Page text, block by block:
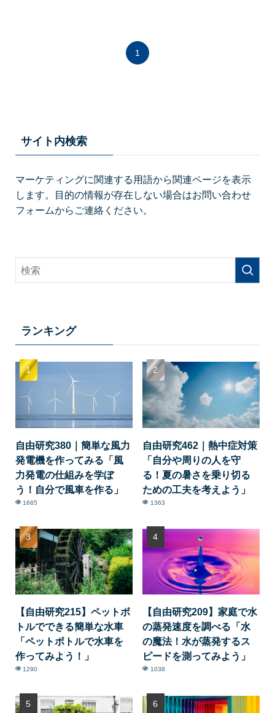
1
サイト内検索
マーケティングに関連する用語から関連ページを表示
します。目的の情報が存在しない場合はお問い合わせ
フォームからご連絡ください。
ランキング
自由研究380｜簡単な風力
発電機を作ってみる「風
力発電の仕組みを学ぼ
う！自分で風車を作る」
1665
自由研究462｜熱中症対策
「自分や周りの人を守
る！夏の暑さを乗り切る
ための工夫を考えよう」
1363
【自由研究215】ペットボ
トルでできる簡単な水車
「ペットボトルで水車を
作ってみよう！」
1290
【自由研究209】家庭で水
の蒸発速度を調べる「水
の魔法！水が蒸発するス
ピードを測ってみよう」
1038